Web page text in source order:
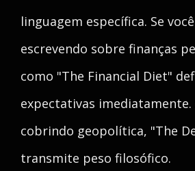
linguagem específica. Se
escrevendo sobre finanças
como "The Financial Diet"
expectativas imediatamente.
cobrindo geopolítica, "The
transmite peso filosófico.